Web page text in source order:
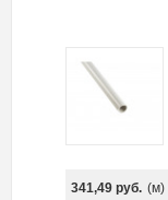
341,49руб. (м)